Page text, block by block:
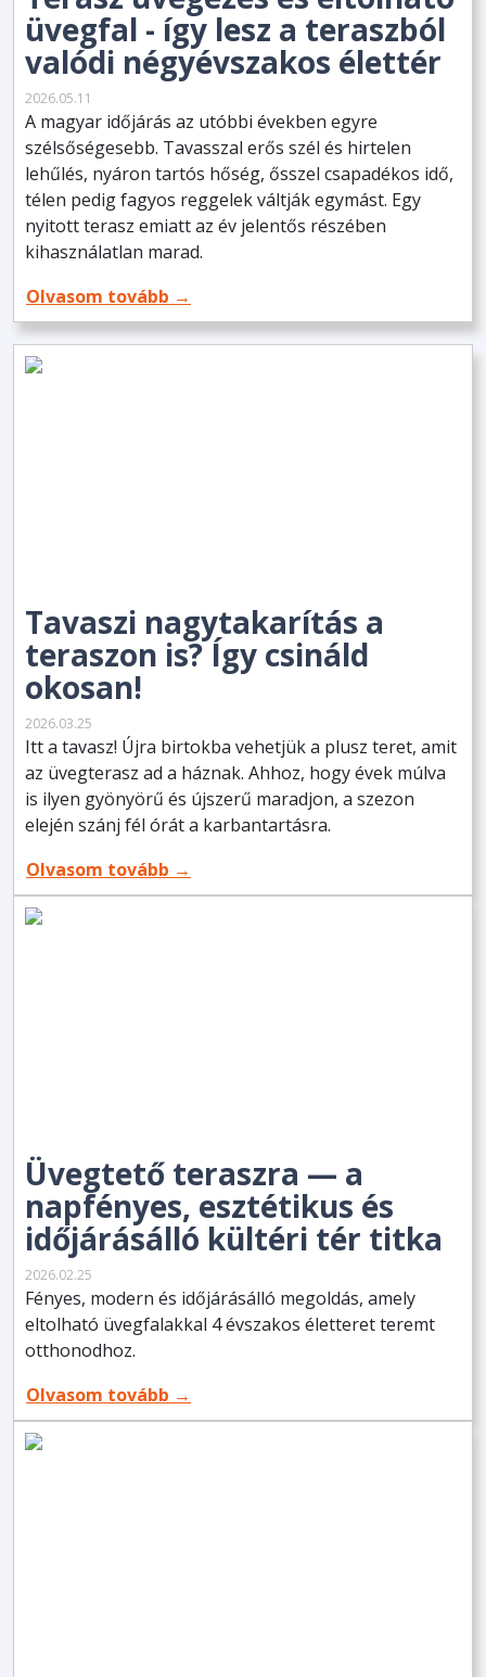
üvegfal - így lesz a teraszból
valódi négyévszakos élettér
2026.05.11
A magyar időjárás az utóbbi években egyre
szélsőségesebb. Tavasszal erős szél és hirtelen
lehűlés, nyáron tartós hőség, ősszel csapadékos idő,
télen pedig fagyos reggelek váltják egymást. Egy
nyitott terasz emiatt az év jelentős részében
kihasználatlan marad.
Olvasom tovább →
Tavaszi nagytakarítás a
teraszon is? Így csináld
okosan!
2026.03.25
Itt a tavasz! Újra birtokba vehetjük a plusz teret, amit
az üvegterasz ad a háznak. Ahhoz, hogy évek múlva
is ilyen gyönyörű és újszerű maradjon, a szezon
elején szánj fél órát a karbantartásra.
Olvasom tovább →
Üvegtető teraszra — a
napfényes, esztétikus és
időjárásálló kültéri tér titka
2026.02.25
Fényes, modern és időjárásálló megoldás, amely
eltolható üvegfalakkal 4 évszakos életteret teremt
otthonodhoz.
Olvasom tovább →